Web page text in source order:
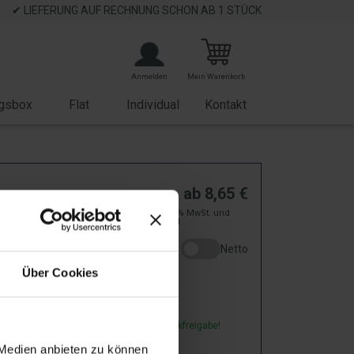
Über Cookies
anbieten zu können
✔ LIEFERUNG AUF RECHNUNG SCHON AB 1 STÜCK
Anmelden Mein Warenkorb
Flat Individual Kontakt
ab 8,65€
zzgl. 19% MwSt. und
Versand
Netto
Arbeitstagen ab Druckfreigabe!